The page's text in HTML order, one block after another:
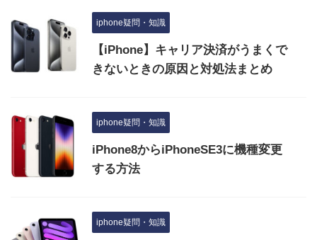
iphone疑問・知識
【iPhone】キャリア決済がうまくで
きないときの原因と対処法まとめ
iphone疑問・知識
iPhone8からiPhoneSE3に機種変更
する方法
iphone疑問・知識